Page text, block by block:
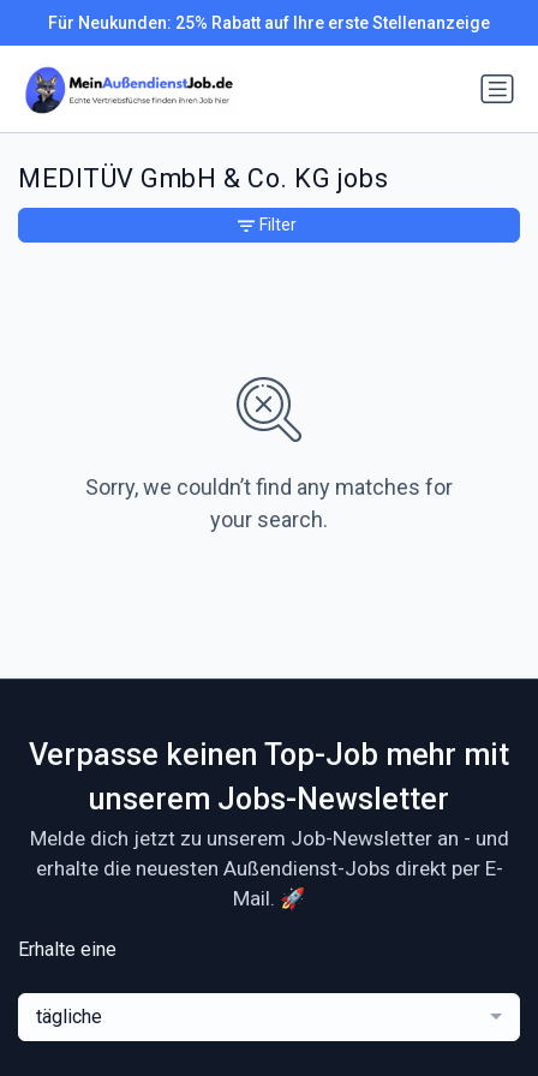
Für Neukunden: 25% Rabatt auf Ihre erste Stellenanzeige
MEDITÜV GmbH & Co. KG jobs
Sorry, we couldn’t find any matches for
your search.
Filter
Verpasse keinen Top-Job mehr mit
unserem Jobs-Newsletter
Melde dich jetzt zu unserem Job-Newsletter an - und
erhalte die neuesten Außendienst-Jobs direkt per E-
Mail. 🚀
Erhalte eine
tägliche